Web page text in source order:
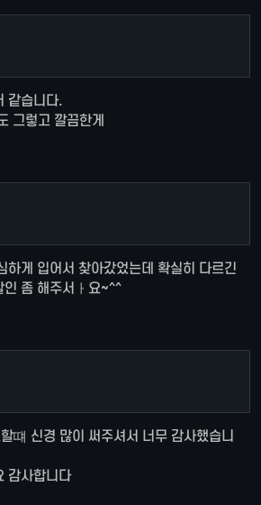
같습니다.
그렇고 깔끔한게
하게 입어서 찾아갔었는데 확실히 다르긴
인 좀 해주서ㅏ요~^^
떄 신경 많이 써주셔서 너무 감사했습니
감사합니다